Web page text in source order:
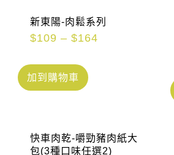
新東陽-肉鬆系列
$109 –$164
加到購物車
快車肉乾-嚼勁豬肉紙大
包(3種口味任選2)